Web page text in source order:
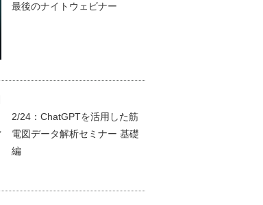
最後のナイトウェビナー
2/24：ChatGPTを活用した筋
電図データ解析セミナー 基礎
編